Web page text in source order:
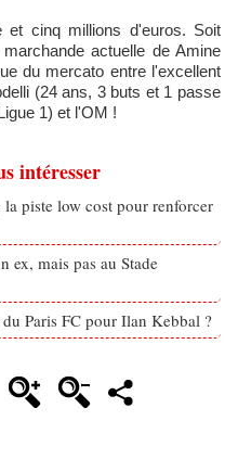
et cinq millions d'euros. Soit
actuelle de Amine
du mercato entre l'excellent
(24 ans, 3 buts et 1 passe
1) et l'OM !
intéresser
piste low cost pour renforcer
ex, mais pas au Stade
Paris FC pour Ilan Kebbal ?